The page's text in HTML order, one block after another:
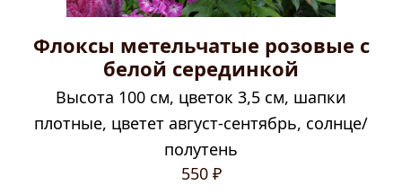
Флоксы метельчатые розовые с
белой серединкой
Высота 100 см, цветок 3,5 см, шапки
плотные, цветет август-сентябрь, солнце/
полутень
550 ₽